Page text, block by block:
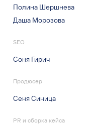
Полина Шершнева
Даша Морозова
SEO
Соня Гирич
Продюсер
Сеня Синица
PR и сборка кейса